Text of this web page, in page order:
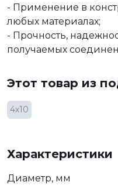
- Применение в
любых материалах;
- Прочность,
получаемых
Этот товар из
4х10
Характеристики
Диаметр, мм